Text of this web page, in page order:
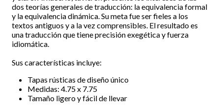
dos teorías generales de traducción: la equivalencia formal
y la equivalencia dinámica. Su meta fue ser fieles a los
textos antiguos y a la vez comprensibles. El resultado es
una traducción que tiene precisión exegética y fuerza
idiomática.
Sus características incluye:
Tapas rústicas de diseño único
Medidas: 4.75 x 7.75
Tamaño ligero y fácil de llevar